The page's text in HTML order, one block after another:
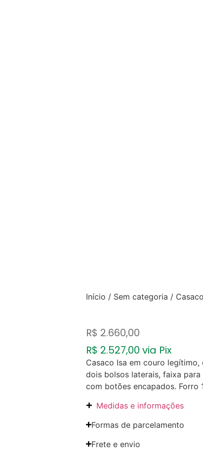
Início / Sem categoria /
R$ 2.660,00
R$ 2.527,00 via Pix
Casaco Isa em couro
dois bolsos laterais, faixa
com botões encapados. Forro
Medidas e informações
Formas de parcelamento
Frete e envio